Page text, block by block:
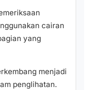
cairan
yang
menjadi
penglihatan.